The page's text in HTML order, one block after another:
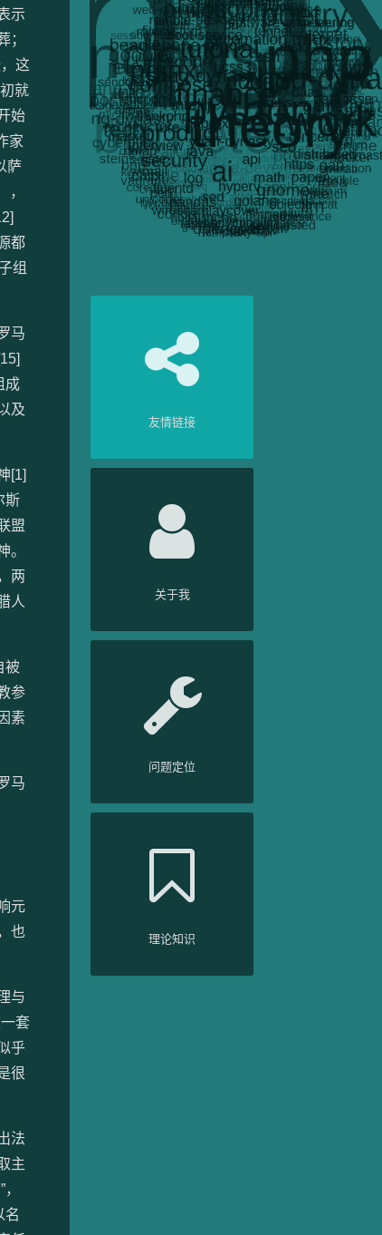
示
；
这
就
始
家
萨
都
组
马
成
及
[1]
斯
盟
。
两
人
被
参
素
马
元
也
与
套
乎
很
法
主
名
友情链接
关于我
问题定位
理论知识